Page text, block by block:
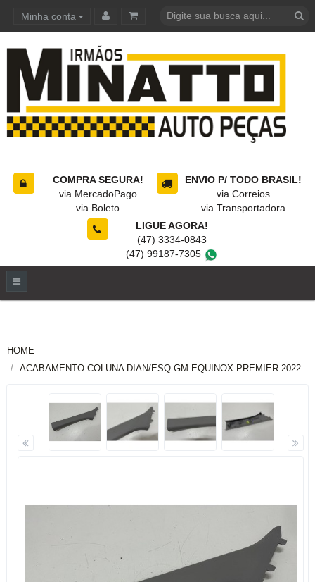
Minha conta
COMPRA SEGURA!
via MercadoPago
via Boleto
ENVIO P/ TODO BRASIL!
via Correios
via Transportadora
LIGUE AGORA!
(47) 3334-0843
(47) 99187-7305
HOME
ACABAMENTO COLUNA DIAN/ESQ GM EQUINOX PREMIER 2022